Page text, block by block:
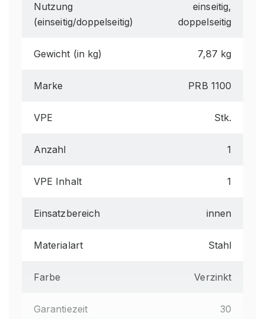
Nutzung
(einseitig/doppelseitig)
einseitig,
doppelseitig
Gewicht (in kg) 7,87 kg
Marke PRB 1100
VPE Stk.
Anzahl 1
VPE Inhalt 1
Einsatzbereich innen
Materialart Stahl
Farbe Verzinkt
Garantiezeit 30